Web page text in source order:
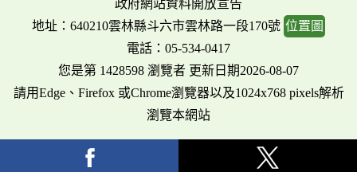
政府網站資料開放宣告
地址：640210雲林縣斗六市雲林路一段170號 位置圖
電話：05-534-0417
您是第 1428598 瀏覽者 更新日期2026-08-07
請用Edge、Firefox 或Chrome瀏覽器以及1024x768 pixels解析
瀏覽本網站